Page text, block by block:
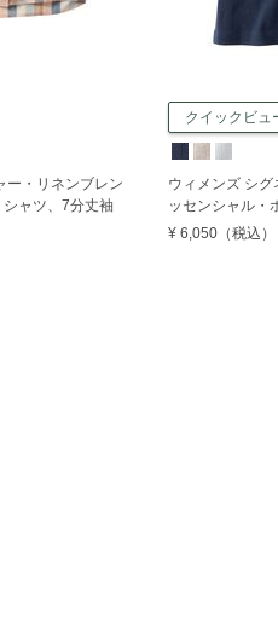
ー・リネンブレン
シャツ、7分丈袖
クイックビュ
ウィメンズ シ
ッセンシャル・
¥ 6,050（税込）